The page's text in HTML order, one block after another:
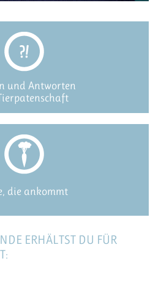
und Antworten
die ankommt
ERHÄLTST DU FÜR